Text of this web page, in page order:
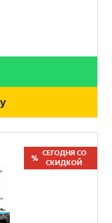
СЕГОДНЯ СО
СКИДКОЙ